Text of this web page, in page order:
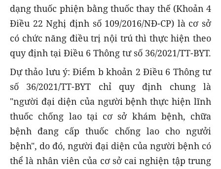
dạng thuốc phiện bằng thuốc thay thế (Khoản 4
Điều 22 Nghị định số 109/2016/NĐ-CP) là cơ sở
có chức năng điều trị nội trú thì thực hiện theo
quy định tại Điều 6 Thông tư số 36/2021/TT-BYT.
Dự thảo lưu ý: Điểm b khoản 2 Điều 6 Thông tư
số 36/2021/TT-BYT chỉ quy định chung là
"người đại diện của người bệnh thực hiện lĩnh
thuốc chống lao tại cơ sở khám bệnh, chữa
bệnh đang cấp thuốc chống lao cho ngưởi
bệnh", do đó, người đại diện của người bệnh có
thể là nhân viên của cơ sở cai nghiện tập trung